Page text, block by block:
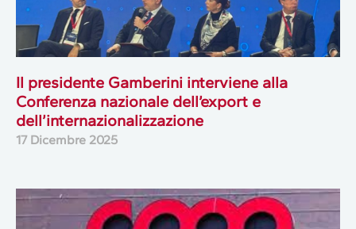
Il presidente Gamberini interviene alla
Conferenza nazionale dell’export e
dell’internazionalizzazione
17 Dicembre 2025